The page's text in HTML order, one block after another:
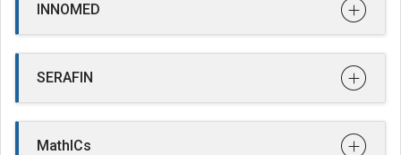
INNOMED
SERAFIN
MathICs